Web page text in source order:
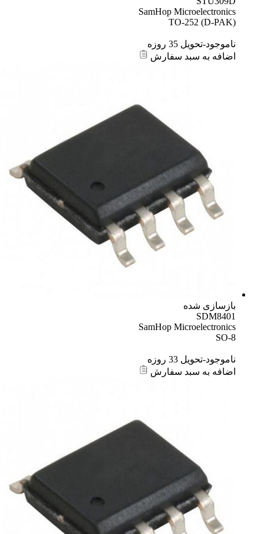
SamHop Microelectronics
TO-252 (D-PAK)
ناموجود-تحویل 35 روزه
اضافه به سبد سفارش
بازسازی شده
SDM8401
SamHop Microelectronics
SO-8
ناموجود-تحویل 33 روزه
اضافه به سبد سفارش